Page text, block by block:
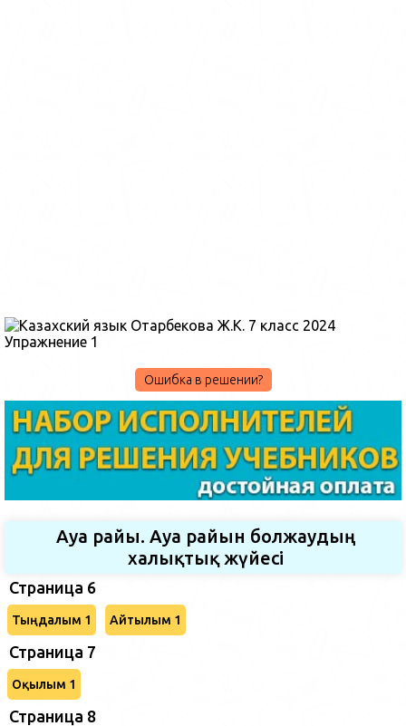
Ошибка в решении?
Ауа райы. Ауа райын болжаудың
халықтық жүйесі
Страница 6
Тыңдалым 1 Айтылым 1
Страница 7
Оқылым 1
Страница 8